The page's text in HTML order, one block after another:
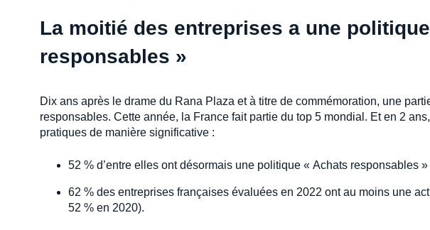
La moitié des entreprises a une
responsables »
Dix ans après le drame du Rana Plaza et à titre de commémoration, une
responsables. Cette année, la France fait partie du top 5 mondial. Et en 2
pratiques de manière significative :
52 % d’entre elles ont désormais une politique « Achats responsables
62 % des entreprises françaises évaluées en 2022 ont au moins une
52 % en 2020).